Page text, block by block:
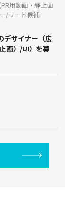
用動画・静止画
/リード候補
デザイナー（広
画）/UI）を募